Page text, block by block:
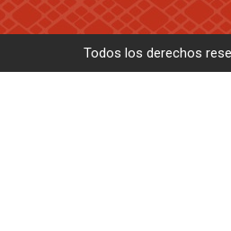
Todos los derechos